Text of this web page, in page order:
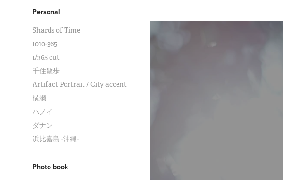
Personal
Shards of Time
1010-365
1/365 cut
千住散歩
Artifact Portrait / City accent
横瀬
ハノイ
ダナン
浜比嘉島 -沖縄-
Photo book